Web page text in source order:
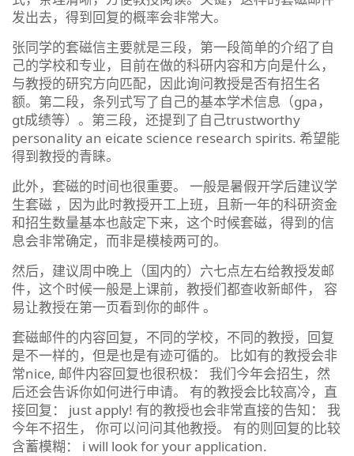
发出去，得到回复的概率会非常大。
张同学的套磁信主要就是三段，第一段简单的介绍了自
己的学校和专业，目前在做的科研内容和方向是什么，
与教授的研究方向匹配，因此询问教授是否有招生名
额。第二段，条列式写了自己的基本学术信息（gpa，
gt成绩等）。第三段，还提到了自己trustworthy
personality an eicate science research spirits. 希望能
得到教授的青睐。
此外，套磁的时间也很重要。 一般是暑假开学后建议学
生套磁 ，因为此时教授开工上班，且新一年的科研资金
和招生数量基本也敲定下来，这个时候套磁，得到的信
息会非常确定，而非是模棱两可的。
然后，建议周中晚上（国内的）六七点左右给教授发邮
件，这个时候一般是上课前，教授们都查收新邮件， 容
易让教授在第一页看到你的邮件 。
套磁邮件的内容回复，不同的学校，不同的教授，回复
是不一样的，但是也是有迹可循的。 比如有的教授会非
常nice, 邮件内容回复也很积极： 我们今年会招生，然
后还会告诉你如何进行申请。 有的教授会比较高冷，直
接回复： just apply! 有的教授也会非常直接的告知： 我
今年不招生， 你可以问问其他教授。 有的则回复的比较
含蓄模糊： i will look for your application.